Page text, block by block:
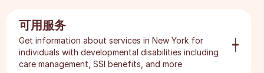
个人被认出后会发生什么？
什么是前门流程，我必须经历吗？
Com Hab 专家是做什么的？
你如何有资格获得 DSP？
DSP 是看护者吗？
什么是 DSP，它们是做什么的？
可用服务
Get information about services in New York for
individuals with developmental disabilities including
care management, SSI benefits, and more